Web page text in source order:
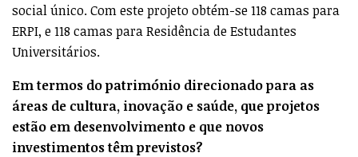
social único. Com este projeto obtém-se 118 camas para
ERPI, e 118 camas para Residência de Estudantes
Universitários.
Em termos do património direcionado para as
áreas de cultura, inovação e saúde, que projetos
estão em desenvolvimento e que novos
investimentos têm previstos?